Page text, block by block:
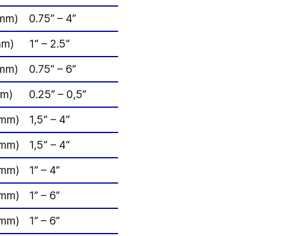
0.75” – 4”
1“ – 2.5“
0.75” – 6”
0.25” – 0,5”
1,5“ – 4“
1,5“ – 4“
1” – 4”
1” – 6”
1” – 6”